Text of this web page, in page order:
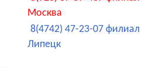
Москва
8(4742) 47-23-07 филиал
Липецк